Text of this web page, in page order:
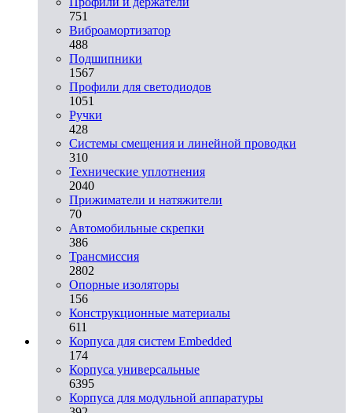
751
Виброамортизатор
488
Подшипники
1567
Профили для светодиодов
1051
Ручки
428
Системы смещения и линейной проводки
310
Технические уплотнения
2040
Прижиматели и натяжители
70
Автомобильные скрепки
386
Трансмиссия
2802
Опорные изоляторы
156
Конструкционные материалы
611
Корпуса для систем Embedded
174
Корпуса универсальные
6395
Корпуса для модульной аппаратуры